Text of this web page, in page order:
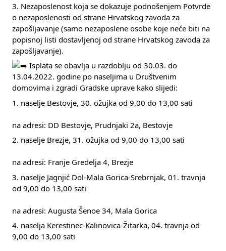
3. Nezaposlenost koja se dokazuje podnošenjem Potvrde
o nezaposlenosti od strane Hrvatskog zavoda za
zapošljavanje (samo nezaposlene osobe koje neće biti na
popisnoj listi dostavljenoj od strane Hrvatskog zavoda za
zapošljavanje).
Isplata se obavlja u razdoblju od 30.03. do
13.04.2022. godine po naseljima u Društvenim
domovima i zgradi Gradske uprave kako slijedi:
1. naselje Bestovje, 30. ožujka od 9,00 do 13,00 sati
na adresi: DD Bestovje, Prudnjaki 2a, Bestovje
2. naselje Brezje, 31. ožujka od 9,00 do 13,00 sati
na adresi: Franje Gredelja 4, Brezje
3. naselje Jagnjić Dol-Mala Gorica-Srebrnjak, 01. travnja
od 9,00 do 13,00 sati
na adresi: Augusta Šenoe 34, Mala Gorica
4. naselja Kerestinec-Kalinovica-Žitarka, 04. travnja od
9,00 do 13,00 sati